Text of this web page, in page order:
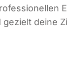
gezielt dei­ne